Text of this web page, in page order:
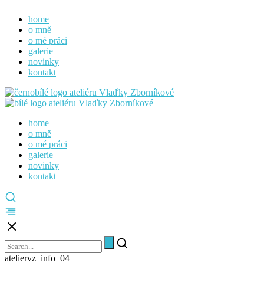
home
o mně
o mé práci
galerie
novinky
kontakt
home
o mně
o mé práci
galerie
novinky
kontakt
ateliervz_info_04